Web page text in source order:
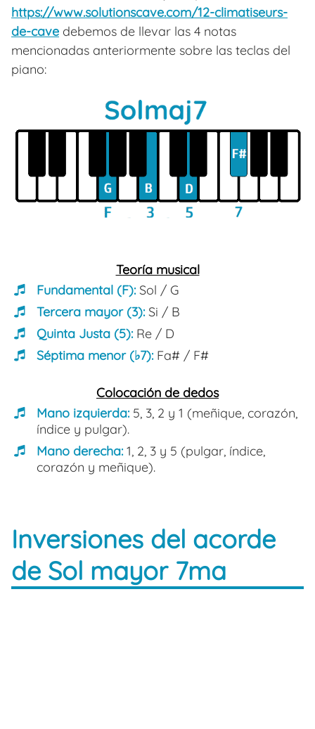
https://www.solutionscave.com/12-climatiseurs-
de-cave debemos de llevar las 4 notas
mencionadas anteriormente sobre las teclas del
piano:
Teoría musical
Fundamental (F): Sol / G
Tercera mayor (3):Si / B
Quinta Justa (5):Re / D
Séptima menor (♭7):Fa# / F#
Colocación de dedos
Mano izquierda:5, 3, 2 y 1 (meñique, corazón,
índice y pulgar).
Mano derecha:1, 2, 3 y 5 (pulgar, índice,
corazón y meñique).
Inversiones del acorde
de Sol mayor 7ma